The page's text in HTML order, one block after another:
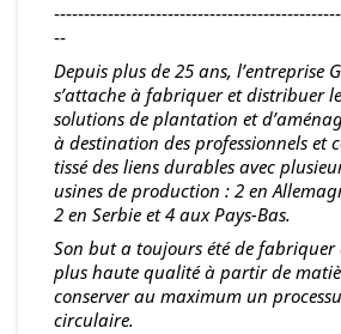
--
Depuis plus de 25 ans, l’entreprise
s’attache à fabriquer et distribuer
solutions de plantation et
à destination des professionnels et
tissé des liens durables avec
usines de production : 2 en
2 en Serbie et 4 aux Pays-Bas.
Son but a toujours été de fabriquer
plus haute qualité à partir de
conserver au maximum un
circulaire.